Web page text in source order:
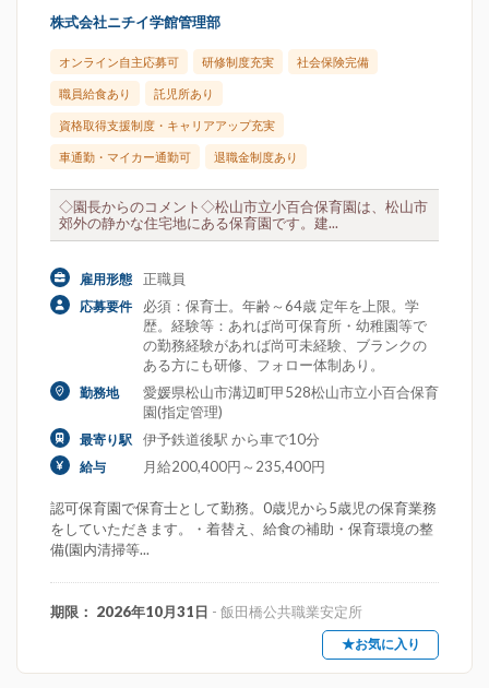
株式会社ニチイ学館管理部
オンライン自主応募可 研修制度充実 社会保険完備
職員給食あり 託児所あり
資格取得支援制度・キャリアアップ充実
車通勤・マイカー通勤可 退職金制度あり
◇園長からのコメント◇松山市立小百合保育園は、松山市
郊外の静かな住宅地にある保育園です。建...
雇用形態 正職員
応募要件
必須：保育士。年齢～64歳 定年を上限。学
歴。経験等：あれば尚可保育所・幼稚園等で
の勤務経験があれば尚可未経験、ブランクの
ある方にも研修、フォロー体制あり。
勤務地
愛媛県松山市溝辺町甲528松山市立小百合保育
園(指定管理)
最寄り駅 伊予鉄道後駅 から車で10分
給与 月給200,400円～235,400円
認可保育園で保育士として勤務。0歳児から5歳児の保育業務
をしていただきます。・着替え、給食の補助・保育環境の整
備(園内清掃等...
期限： 2026年10月31日 - 飯田橋公共職業安定所
★お気に入り